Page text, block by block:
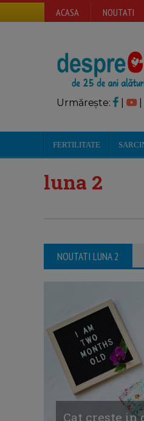
ACASA NOUTATI
Urmărește:
FERTILITATE
luna 2
NOUTATI LUNA 2
Cat creste in